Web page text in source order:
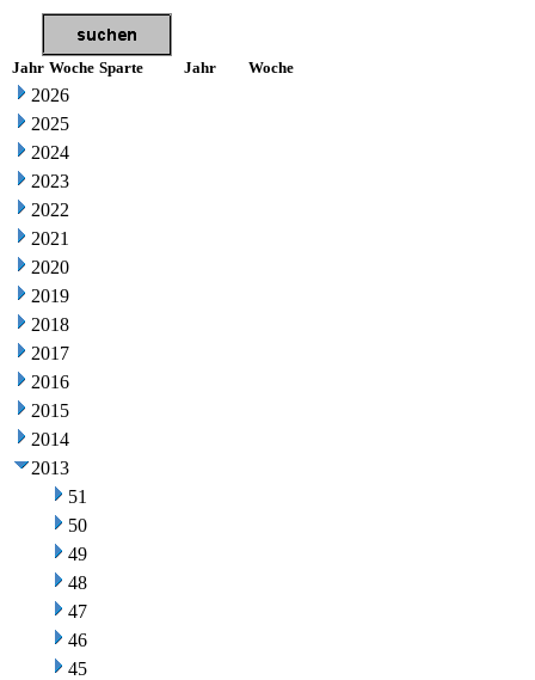
Jahr Woche Sparte Jahr Woche
2026
2025
2024
2023
2022
2021
2020
2019
2018
2017
2016
2015
2014
2013
51
50
49
48
47
46
45